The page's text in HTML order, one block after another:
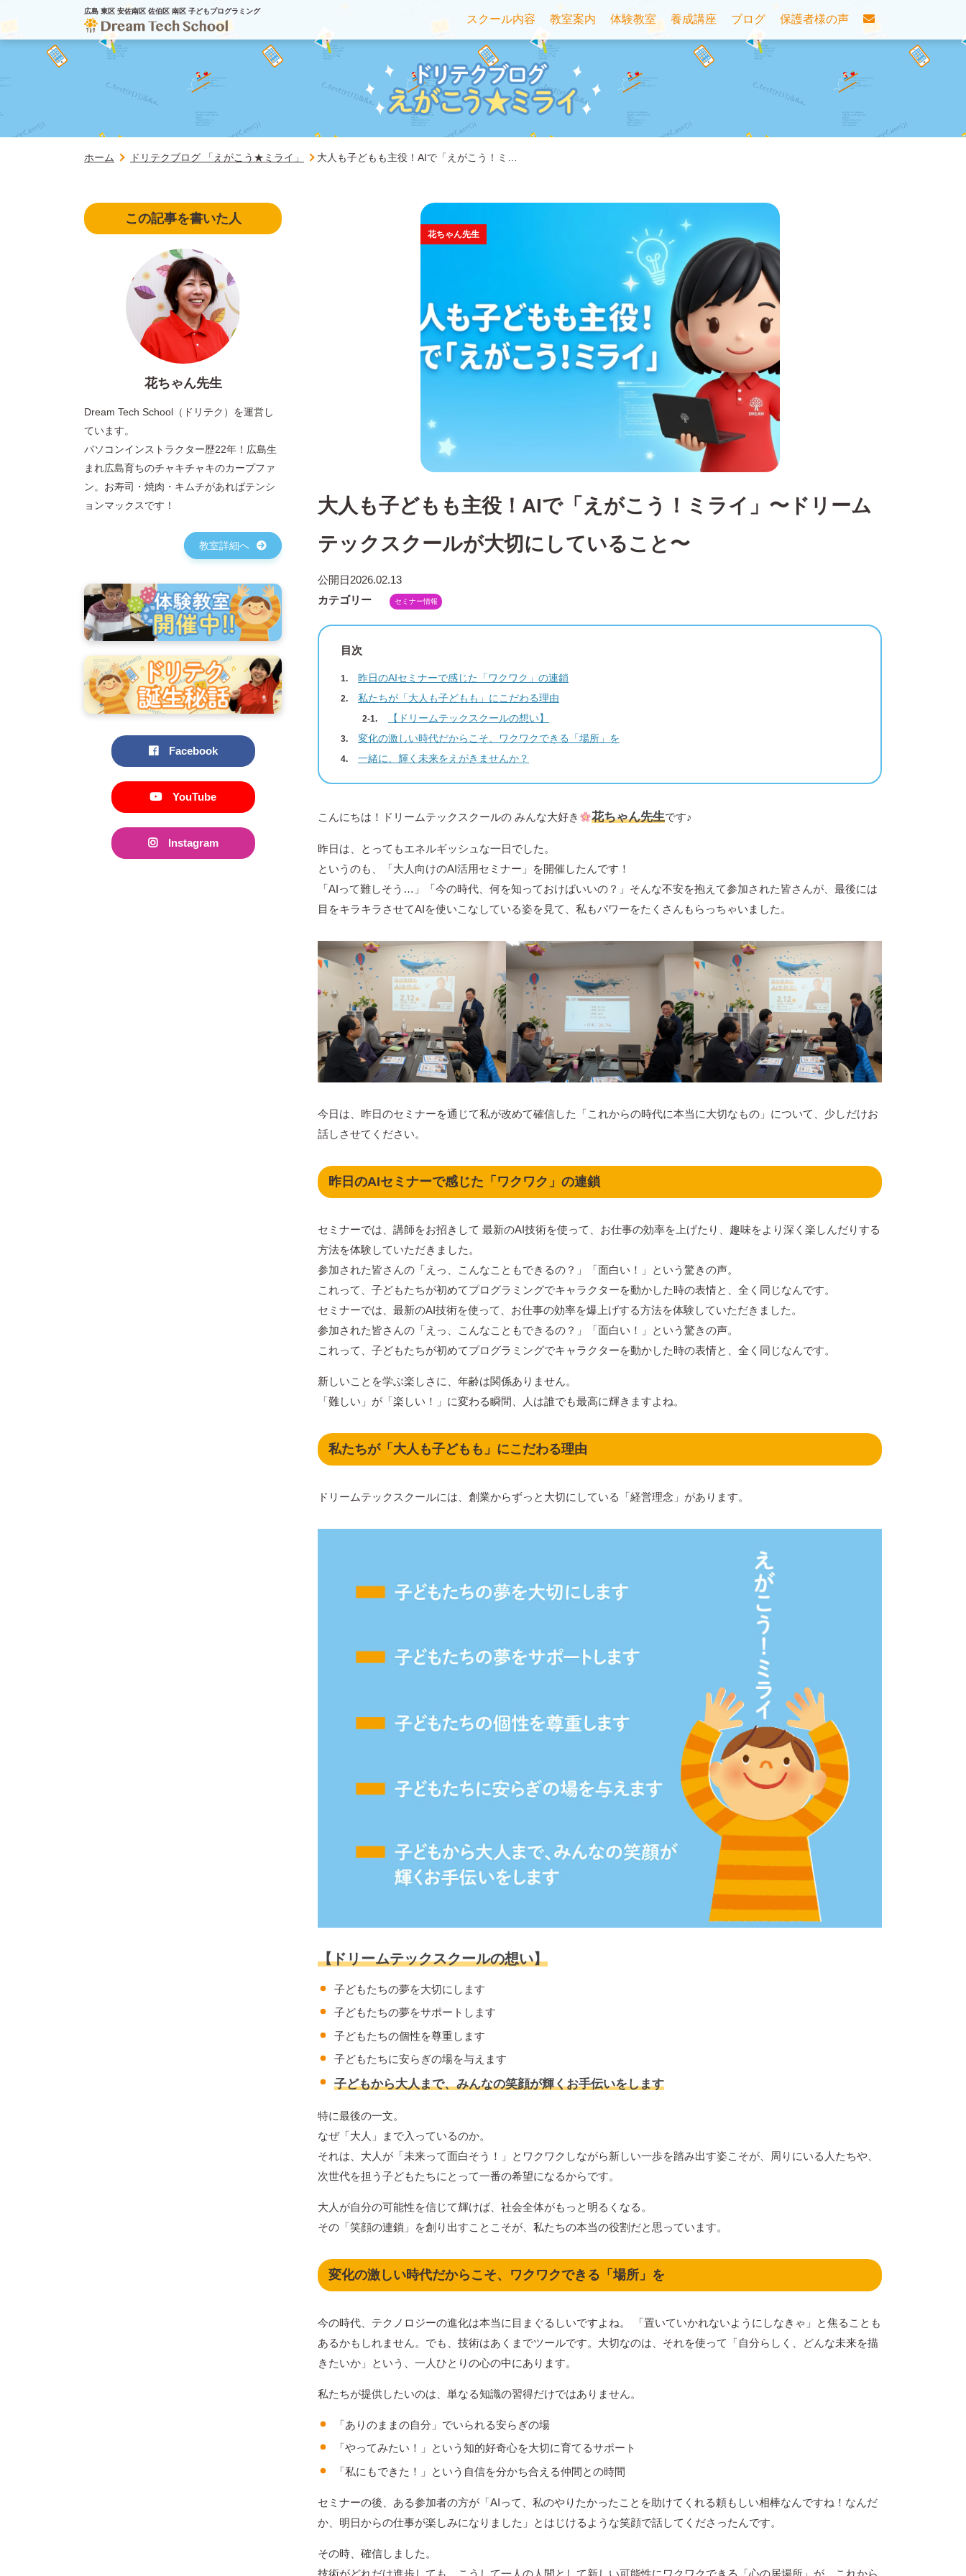
広島 東区 安佐南区 佐伯区 南区 子どもプログラミング
スクール内容 教室案内 体験教室 養成講座 ブログ 保護者様の声
ホーム ドリテクブログ 「えがこう★ミライ」 大人も子どもも主役！AIで「えがこう！ミ…
花ちゃん先生
大人も子どもも主役！AIで「えがこう！ミライ」〜ドリーム
テックスクールが大切にしていること〜
公開日2026.02.13
カテゴリー
セミナー情報
目次
昨日のAIセミナーで感じた「ワクワク」の連鎖
私たちが「大人も子どもも」にこだわる理由
【ドリームテックスクールの想い】
変化の激しい時代だからこそ、ワクワクできる「場所」を
一緒に、輝く未来をえがきませんか？
こんにちは！ドリームテックスクールの みんな大好き 花ちゃん先生です♪
昨日は、とってもエネルギッシュな一日でした。
というのも、「大人向けのAI活用セミナー」を開催したんです！
「AIって難しそう…」「今の時代、何を知っておけばいいの？」そんな不安を抱えて参加された皆さんが、最後には
目をキラキラさせてAIを使いこなしている姿を見て、私もパワーをたくさんもらっちゃいました。
今日は、昨日のセミナーを通じて私が改めて確信した「これからの時代に本当に大切なもの」について、少しだけお
話しさせてください。
昨日のAIセミナーで感じた「ワクワク」の連鎖
セミナーでは、講師をお招きして 最新のAI技術を使って、お仕事の効率を上げたり、趣味をより深く楽しんだりする
方法を体験していただきました。
参加された皆さんの「えっ、こんなこともできるの？」「面白い！」という驚きの声。
これって、子どもたちが初めてプログラミングでキャラクターを動かした時の表情と、全く同じなんです。
セミナーでは、最新のAI技術を使って、お仕事の効率を爆上げする方法を体験していただきました。
参加された皆さんの「えっ、こんなこともできるの？」「面白い！」という驚きの声。
これって、子どもたちが初めてプログラミングでキャラクターを動かした時の表情と、全く同じなんです。
新しいことを学ぶ楽しさに、年齢は関係ありません。
「難しい」が「楽しい！」に変わる瞬間、人は誰でも最高に輝きますよね。
私たちが「大人も子どもも」にこだわる理由
ドリームテックスクールには、創業からずっと大切にしている「経営理念」があります。
【ドリームテックスクールの想い】
子どもたちの夢を大切にします
子どもたちの夢をサポートします
子どもたちの個性を尊重します
子どもたちに安らぎの場を与えます
子どもから大人まで、みんなの笑顔が輝くお手伝いをします
特に最後の一文。
なぜ「大人」まで入っているのか。
それは、大人が「未来って面白そう！」とワクワクしながら新しい一歩を踏み出す姿こそが、周りにいる人たちや、
次世代を担う子どもたちにとって一番の希望になるからです。
大人が自分の可能性を信じて輝けば、社会全体がもっと明るくなる。
その「笑顔の連鎖」を創り出すことこそが、私たちの本当の役割だと思っています。
変化の激しい時代だからこそ、ワクワクできる「場所」を
今の時代、テクノロジーの進化は本当に目まぐるしいですよね。 「置いていかれないようにしなきゃ」と焦ることも
あるかもしれません。でも、技術はあくまでツールです。大切なのは、それを使って「自分らしく、どんな未来を描
きたいか」という、一人ひとりの心の中にあります。
私たちが提供したいのは、単なる知識の習得だけではありません。
「ありのままの自分」でいられる安らぎの場
「やってみたい！」という知的好奇心を大切に育てるサポート
「私にもできた！」という自信を分かち合える仲間との時間
セミナーの後、ある参加者の方が「AIって、私のやりたかったことを助けてくれる頼もしい相棒なんですね！なんだ
か、明日からの仕事が楽しみになりました」とはじけるような笑顔で話してくださったんです。
その時、確信しました。
技術がどれだけ進歩しても、こうして一人の人間として新しい可能性にワクワクできる「心の居場所」が、これから
この記事を書いた人
花ちゃん先生
Dream Tech School（ドリテク）を運営し
ています。
パソコンインストラクター歴22年！広島生
まれ広島育ちのチャキチャキのカープファ
ン。お寿司・焼肉・キムチがあればテンシ
ョンマックスです！
教室詳細へ
Facebook
YouTube
Instagram